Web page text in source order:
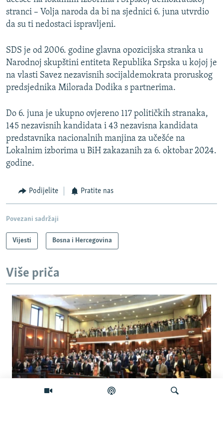
stranci – Volja naroda da bi na sjednici 6. juna utvrdio
da su ti nedostaci ispravljeni.
SDS je od 2006. godine glavna opozicijska stranka u
Narodnoj skupštini entiteta Republika Srpska u kojoj je
na vlasti Savez nezavisnih socijaldemokrata proruskog
predsjednika Milorada Dodika s partnerima.
Do 6. juna je ukupno ovjereno 117 političkih stranaka,
145 nezavisnih kandidata i 43 nezavisna kandidata
predstavnika nacionalnih manjina za učešće na
Lokalnim izborima u BiH zakazanih za 6. oktobar 2024.
godine.
Podijelite Pratite nas
Povezani sadržaji
Vijesti Bosna i Hercegovina
Više priča